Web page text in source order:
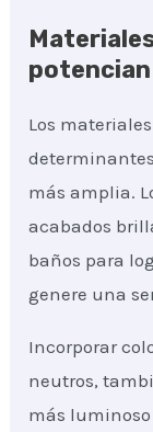
Los
más amplia.
acabados
baños para
genere una
Incorporar
neutros,
más luminoso